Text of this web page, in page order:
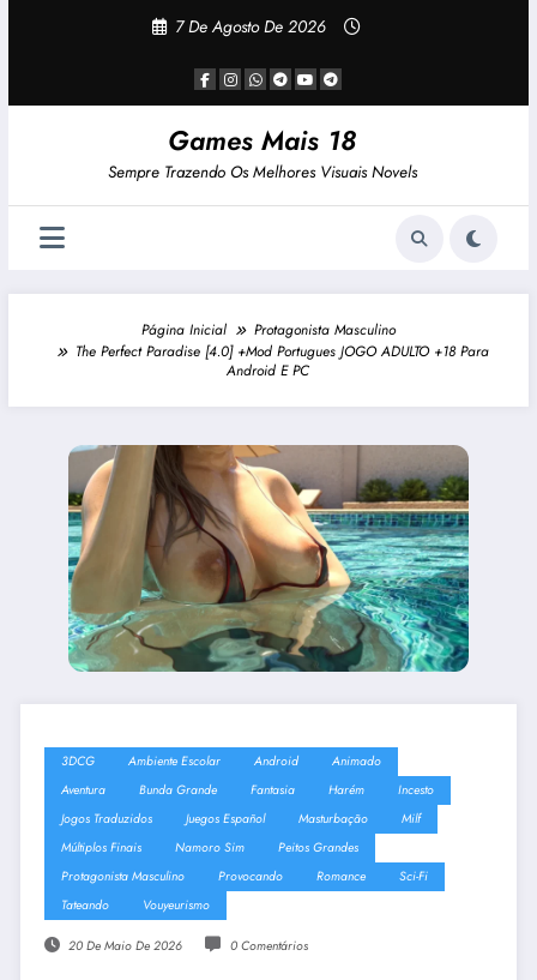
7 De Agosto De 2026
Games Mais 18
Sempre Trazendo Os Melhores Visuais Novels
Página Inicial
Protagonista Masculino
The Perfect Paradise [4.0] +Mod Portugues JOGO ADULTO +18 Para
Android E PC
3DCG Ambiente Escolar Android
Animado
Aventura
Bunda Grande Fantasia Harém
Incesto
Jogos Traduzidos
Juegos Español Masturbação
Milf
Múltiplos Finais
Namoro Sim
Peitos Grandes
Protagonista Masculino
Provocando Romance
Sci-Fi
Tateando
Vouyeurismo
20 De Maio De 2026 0 Comentários